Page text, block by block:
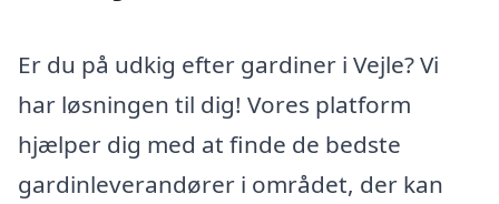
Er du på udkig efter gardiner i Vejle? Vi
har løsningen til dig! Vores platform
hjælper dig med at finde de bedste
gardinleverandører i området, der kan